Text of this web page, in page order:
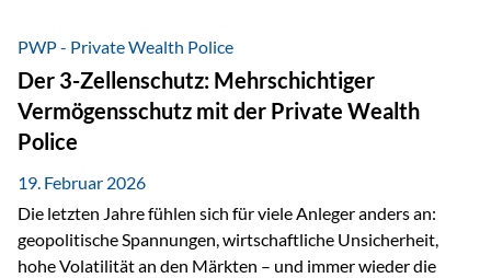
Währungen: +11,5 % Bereits 2025 war ein außergewöhnlich
starkes Jahr: +64,4 % in USD Durchschnitt über alle
Währungen: +56,6 % Langfristig zeigt sich ebenfalls ein
solides…
PWP - Private Wealth Police
Der 3-Zellenschutz: Mehrschichtiger
Vermögensschutz mit der Private Wealth
Police
19. Februar 2026
Die letzten Jahre fühlen sich für viele Anleger anders an:
geopolitische Spannungen, wirtschaftliche Unsicherheit,
hohe Volatilität an den Märkten – und immer wieder die